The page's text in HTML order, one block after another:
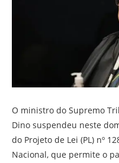
O ministro do Supremo
Dino suspendeu neste
do Projeto de Lei (PL) nº
Nacional, que permite o